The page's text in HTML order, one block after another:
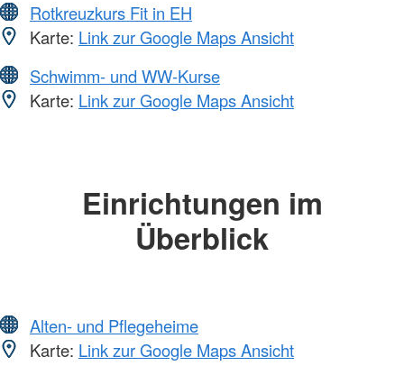
Rotkreuzkurs Fit in EH
Karte: Link zur Google Maps Ansicht
Schwimm- und WW-Kurse
Karte: Link zur Google Maps Ansicht
Einrichtungen im
Überblick
Alten- und Pflegeheime
Karte: Link zur Google Maps Ansicht